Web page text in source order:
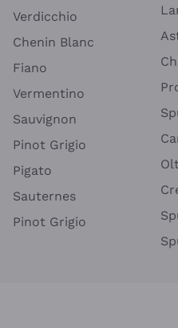
Verdicchio
Chenin Blanc
Fiano
Vermentino
Sauvignon
Pinot Grigio
Pigato
Sauternes
Pinot Grigio